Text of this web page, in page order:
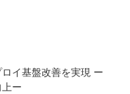
イ基盤改善を実現 ー
ー